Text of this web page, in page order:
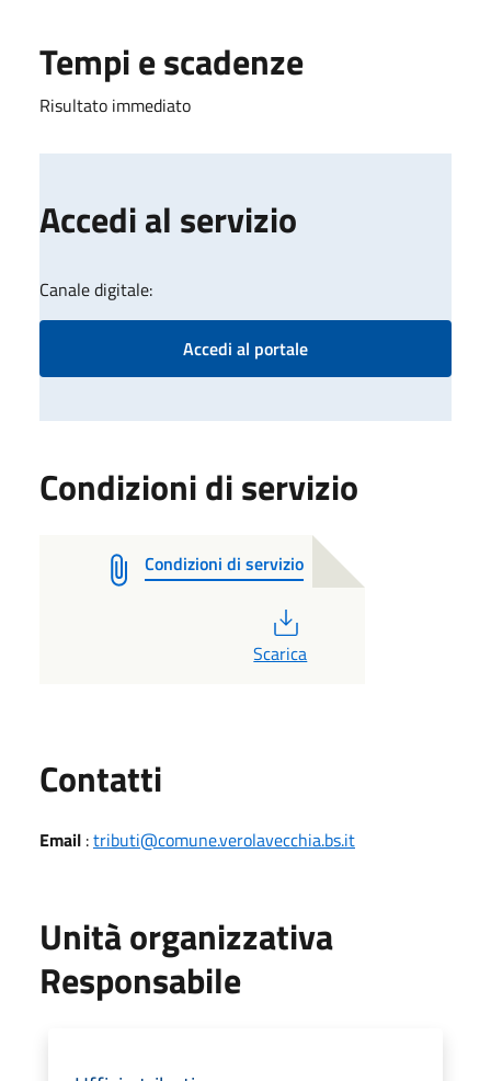
Tempi e scadenze
Risultato immediato
Accedi al servizio
Canale digitale:
Accedi al portale
Condizioni di servizio
Condizioni di servizio
Scarica
Contatti
Email :tributi@comune.verolavecchia.bs.it
Unità organizzativa
Responsabile